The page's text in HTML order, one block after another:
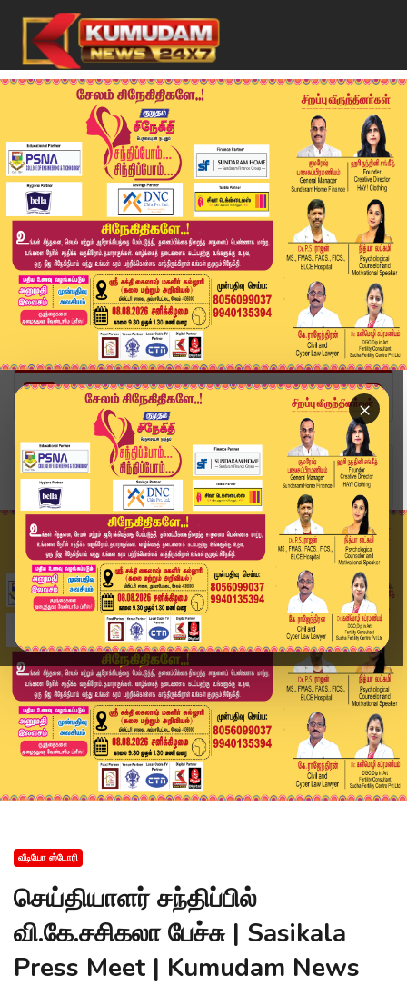
×
Home
வீடியோ ஸ்டோரி
செய்தியாளர் சந்திப்பில் வி.கே.சசிகலா பேச்சு | S...
வீடியோ ஸ்டோரி
செய்தியாளர் சந்திப்பில்
வி.கே.சசிகலா பேச்சு | Sasikala
Press Meet | Kumudam News